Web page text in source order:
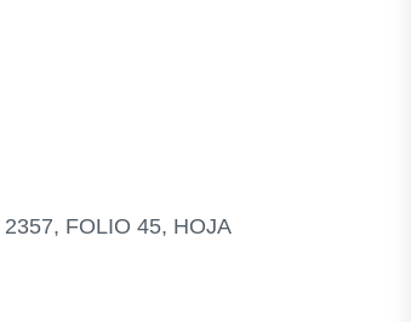
FOLIO 45, HOJA